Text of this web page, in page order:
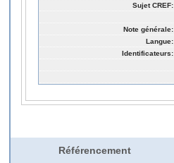
Sujet CREF:
Note générale:
Langue:
Identificateurs:
Référencement